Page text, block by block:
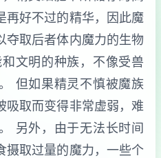
再好不过的精华，因此魔
夺取后者体内魔力的生物
文明的种族，不像受兽
但如果精灵不慎被魔族
吸取而变得非常虚弱，难
另外，由于无法长时间
摄取过量的魔力，一些个